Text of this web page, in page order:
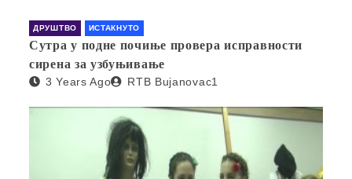
ДРУШТВО ИСТАКНУТО
Сутра у подне почиње провера исправности
сирена за узбуњивање
3 Years Ago RTB Bujanovac1